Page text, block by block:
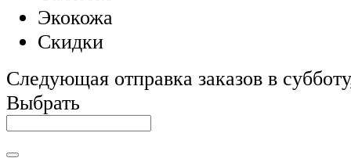
Экокожа
Скидки
Следующая отправка заказов в
Выбрать